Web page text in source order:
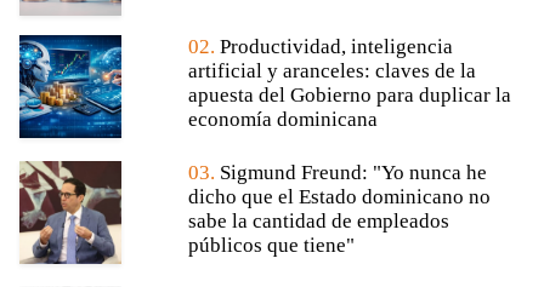
02. Productividad, inteligencia
artificial y aranceles: claves de la
apuesta del Gobierno para duplicar la
economía dominicana
03. Sigmund Freund: "Yo nunca he
dicho que el Estado dominicano no
sabe la cantidad de empleados
públicos que tiene"